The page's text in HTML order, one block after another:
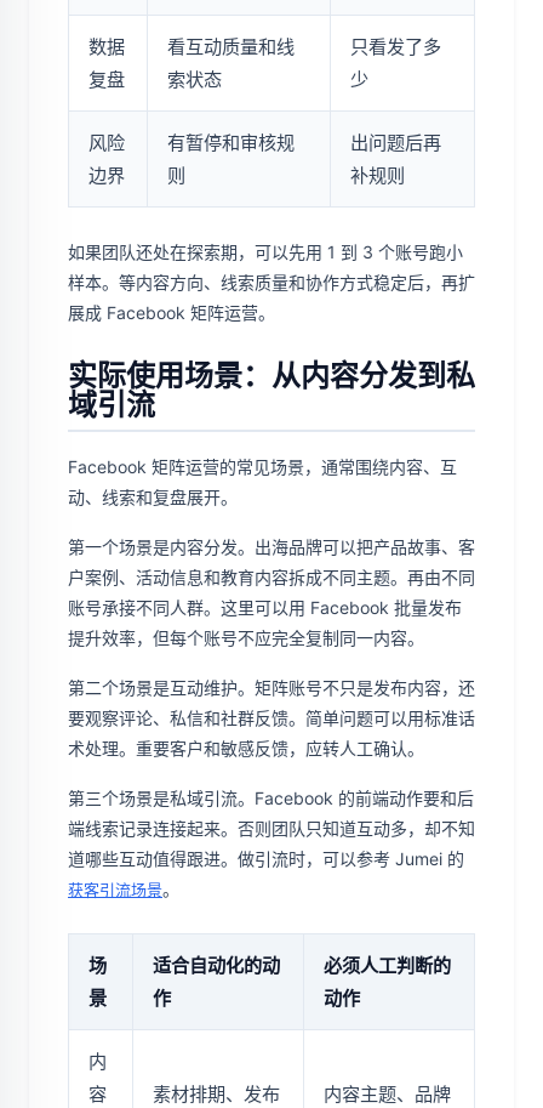
数据
复盘
看互动质量和线
索状态
只看发了多
少
风险
边界
有暂停和审核规
则
出问题后再
补规则
如果团队还处在探索期，可以先用 1 到 3 个账号跑小
样本。等内容方向、线索质量和协作方式稳定后，再扩
展成 Facebook 矩阵运营。
实际使用场景：从内容分发到私
域引流
Facebook 矩阵运营的常见场景，通常围绕内容、互
动、线索和复盘展开。
第一个场景是内容分发。出海品牌可以把产品故事、客
户案例、活动信息和教育内容拆成不同主题。再由不同
账号承接不同人群。这里可以用 Facebook 批量发布
提升效率，但每个账号不应完全复制同一内容。
第二个场景是互动维护。矩阵账号不只是发布内容，还
要观察评论、私信和社群反馈。简单问题可以用标准话
术处理。重要客户和敏感反馈，应转人工确认。
第三个场景是私域引流。Facebook 的前端动作要和后
端线索记录连接起来。否则团队只知道互动多，却不知
道哪些互动值得跟进。做引流时，可以参考 Jumei 的
获客引流场景。
场
景
适合自动化的动
作
必须人工判断的
动作
内
容
素材排期、发布
内容主题、品牌